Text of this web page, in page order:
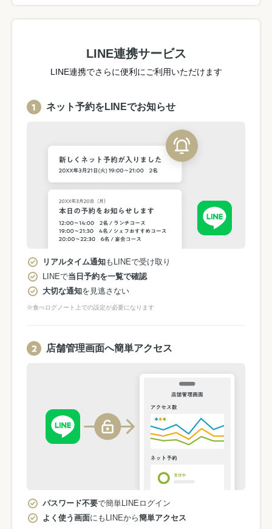
LINE連携サービス
LINE連携でさらに便利にご利用いただけます
ネット予約をLINEでお知らせ
リアルタイム通知もLINEで受け取り
LINEで当日予約を一覧で確認
大切な通知を見逃さない
※食べログノート上での設定が必要になります
店舗管理画面へ簡単アクセス
パスワード不要で簡単LINEログイン
よく使う画面にもLINEから簡単アクセス